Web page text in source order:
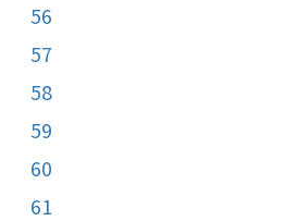
56
57
58
59
60
61